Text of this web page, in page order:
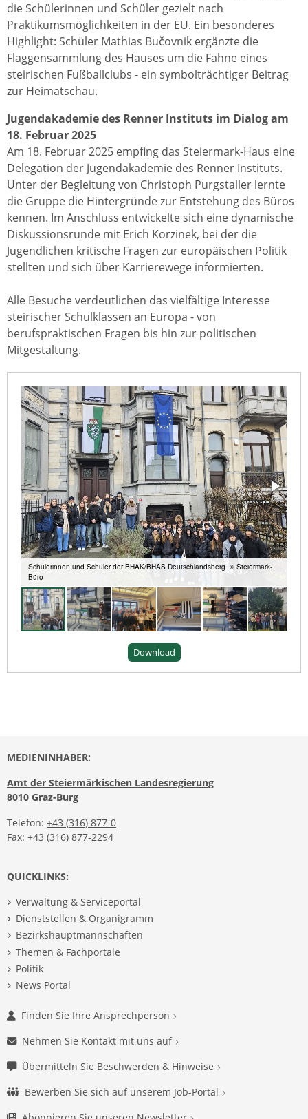
die Schülerinnen und Schüler gezielt nach
Praktikumsmöglichkeiten in der EU. Ein besonderes
Highlight: Schüler Mathias Bučovnik ergänzte die
Flaggensammlung des Hauses um die Fahne eines
steirischen Fußballclubs - ein symbolträchtiger Beitrag
zur Heimatschau.
Jugendakademie des Renner Instituts im Dialog am
18. Februar 2025
Am 18. Februar 2025 empfing das Steiermark-Haus eine
Delegation der Jugendakademie des Renner Instituts.
Unter der Begleitung von Christoph Purgstaller lernte
die Gruppe die Hintergründe zur Entstehung des Büros
kennen. Im Anschluss entwickelte sich eine dynamische
Diskussionsrunde mit Erich Korzinek, bei der die
Jugendlichen kritische Fragen zur europäischen Politik
stellten und sich über Karrierewege informierten.
Alle Besuche verdeutlichen das vielfältige Interesse
steirischer Schulklassen an Europa - von
berufspraktischen Fragen bis hin zur politischen
Mitgestaltung.
Schülerinnen und Schüler der BHAK/BHAS Deutschlandsberg. © Steiermark-
Büro
Download
MEDIENINHABER:
Amt der Steiermärkischen Landesregierung
8010 Graz-Burg
Telefon: +43 (316) 877-0
Fax: +43 (316) 877-2294
QUICKLINKS:
Verwaltung & Serviceportal
Dienststellen & Organigramm
Bezirkshauptmannschaften
Themen & Fachportale
Politik
News Portal
Finden Sie Ihre Ansprechperson
Nehmen Sie Kontakt mit uns auf
Übermitteln Sie Beschwerden & Hinweise
Bewerben Sie sich auf unserem Job-Portal